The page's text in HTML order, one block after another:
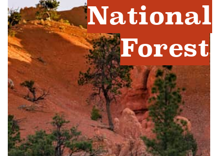
National
Forest